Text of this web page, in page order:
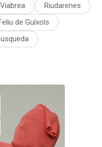
Riudarenes
de Guíxols